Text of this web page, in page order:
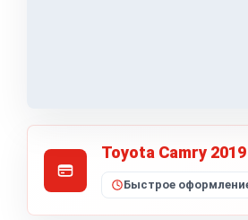
Toyota Camry
Быстрое